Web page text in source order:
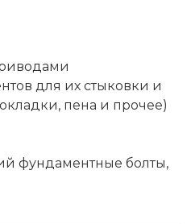
для их стыковки и
пена и прочее)
фундаментные болты,